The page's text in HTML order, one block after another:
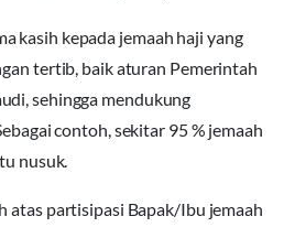
kasih kepada jemaah haji yang
tertib, baik aturan Pemerintah
sehingga mendukung
contoh, sekitar 95 % jemaah
nusuk.
atas partisipasi Bapak/Ibu jemaah